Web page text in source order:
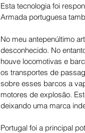
Esta tecnologia foi
Armada portuguesa
No meu antepenúltimo
desconhecido. No
houve locomotivas e
os transportes de
sobre esses barcos a
motores de explosão.
deixando uma marca
Portugal foi a principal